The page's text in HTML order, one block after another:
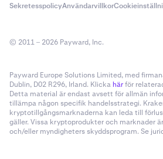
SekretesspolicyAnvändarvillkor
© 2011 – 2026 Payward, Inc.
Payward Europe Solutions Limited, med
Dublin, D02 R296, Irland. Klicka härför
Detta material är endast avsett för allmän
tillämpa någon specifik handelsstrategi.
kryptotillgångsmarknaderna kan leda till
gäller. Vissa kryptoprodukter och marknader
och/eller myndigheters skyddsprogram. Se